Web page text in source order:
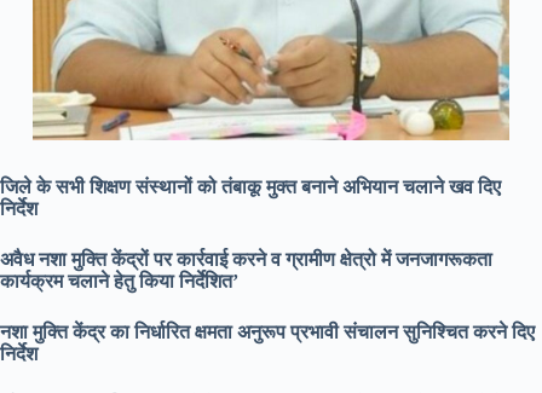
जिले के सभी शिक्षण संस्थानों को तंबाकू मुक्त बनाने अभियान चलाने खव दिए
निर्देश
अवैध नशा मुक्ति केंद्रों पर कार्रवाई करने व ग्रामीण क्षेत्रो में जनजागरूकता
कार्यक्रम चलाने हेतु किया निर्देशित’
नशा मुक्ति केंद्र का निर्धारित क्षमता अनुरूप प्रभावी संचालन सुनिश्चित करने दिए
निर्देश